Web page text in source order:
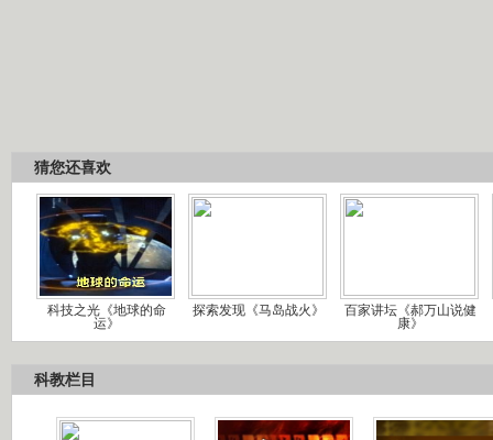
猜您还喜欢
科技之光《地球的命
运》
探索发现《马岛战火》
百家讲坛《郝万山说健
康》
科教栏目